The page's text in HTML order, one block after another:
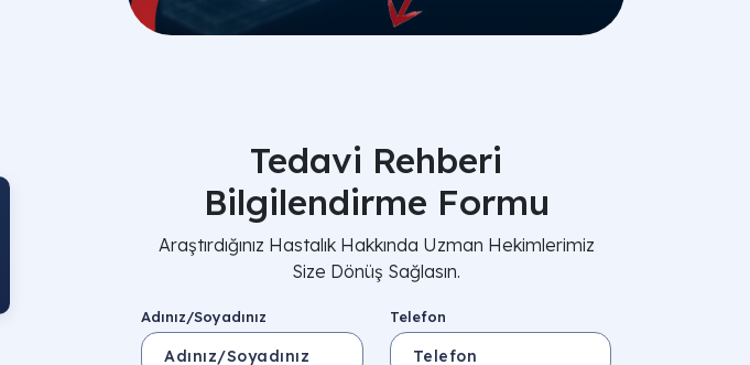
Tedavi Rehberi
Bilgilendirme Formu
Araştırdığınız Hastalık Hakkında Uzman Hekimlerimiz
Size Dönüş Sağlasın.
Adınız/Soyadınız Telefon